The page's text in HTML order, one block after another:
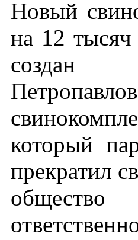
Новый
на 12 тысяч
создан
который
прекратил